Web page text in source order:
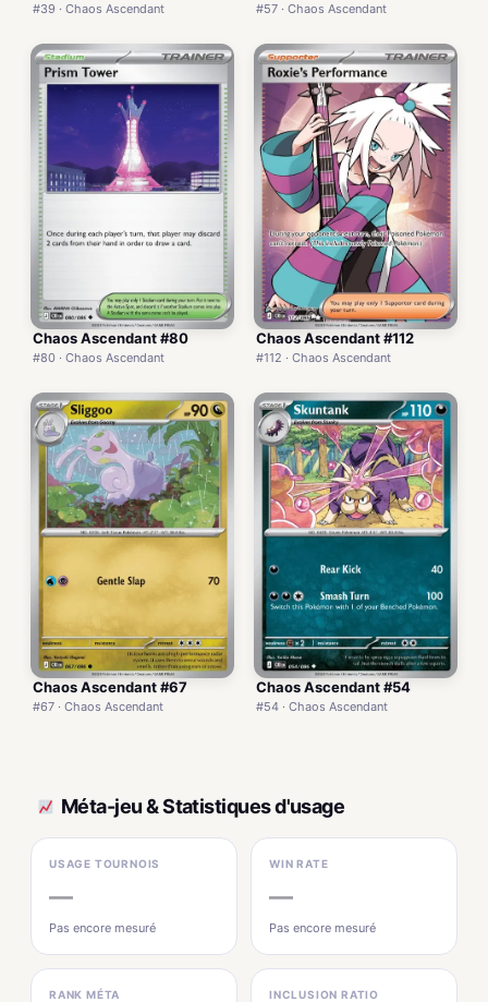
#39 · Chaos Ascendant #57 · Chaos Ascendant
Chaos Ascendant #80
#80 · Chaos Ascendant
Chaos Ascendant #112
#112 · Chaos Ascendant
Chaos Ascendant #67
#67 · Chaos Ascendant
Chaos Ascendant #54
#54 · Chaos Ascendant
Méta-jeu & Statistiques d'usage
USAGE TOURNOIS
—
Pas encore mesuré
WIN RATE
—
Pas encore mesuré
RANK MÉTA INCLUSION RATIO